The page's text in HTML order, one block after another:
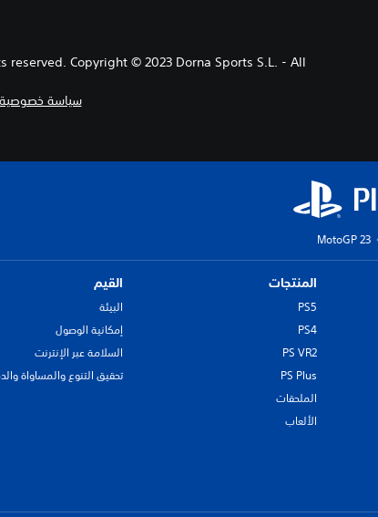
Copyright © 2023 Dorna Sports S.L. - All
سياسة خصوصية
MotoGP 23
المنتجات
PS5
PS4
PS VR2
PS Plus
الملحقات
الألعاب
القيم
البيئة
إمكانية الوصول
السلامة عبر الإنترنت
تحقيق التنوع والمساواة